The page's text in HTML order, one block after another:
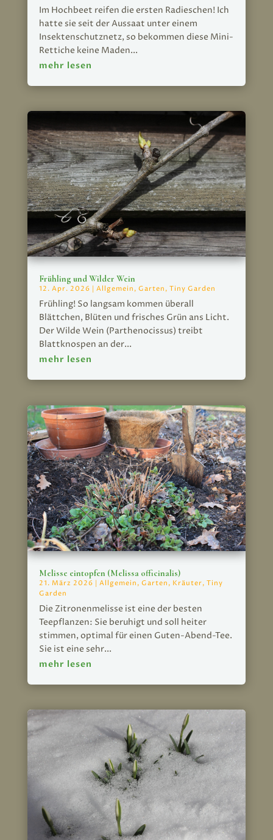
Im Hochbeet reifen die ersten Radieschen! Ich
hatte sie seit der Aussaat unter einem
Insektenschutznetz, so bekommen diese Mini-
Rettiche keine Maden...
mehr lesen
Frühling und Wilder Wein
12. Apr. 2026 | Allgemein , Garten , Tiny Garden
Frühling! So langsam kommen überall
Blättchen, Blüten und frisches Grün ans Licht.
Der Wilde Wein (Parthenocissus) treibt
Blattknospen an der...
mehr lesen
Melisse eintopfen (Melissa officinalis)
21. März 2026 | Allgemein , Garten , Kräuter, Tiny
Garden
Die Zitronenmelisse ist eine der besten
Teepflanzen: Sie beruhigt und soll heiter
stimmen, optimal für einen Guten-Abend-Tee.
Sie ist eine sehr...
mehr lesen